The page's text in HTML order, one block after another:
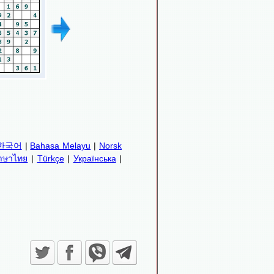
국어 | Bahasa Melayu | Norsk
ษาไทย | Türkçe| Українська |